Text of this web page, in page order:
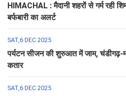
HIMACHAL : मैदानी शहरों से गर्म रही
बर्फबारी का अलर्ट
SAT,6 DEC 2025
पर्यटन सीजन की शुरुआत में जाम, चंडीगढ़-
कतार
SAT,6 DEC 2025